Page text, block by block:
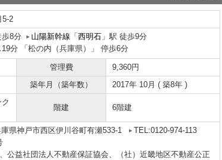
5-2
歩8分 山陽新幹線 「 西明石 」駅 徒歩9分
19分 「松の内（兵庫県）」 停歩6分
管理費
9,360円
築年月（築年数） 2017年 10月 ( 築8年 )
階建 6階建
県神戸市西区伊川谷町有瀬533-1
TEL:0120-974-113
公益社団法人不動産保証協会、（社）近畿地区不動産公正